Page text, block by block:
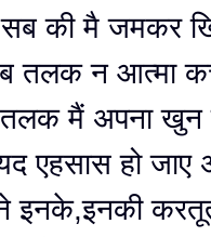
की मै जमकर
तलक न आत्मा
मैं अपना खुन
एहसास हो जाए
इनके,इनकी